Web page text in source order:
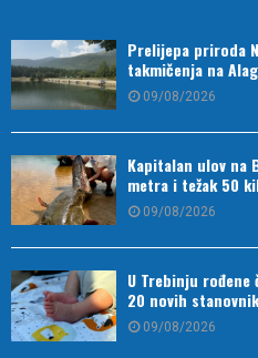
Prelijepa priroda
takmičenja na
09/08/2026
Kapitalan ulov na
metra i težak 50
09/08/2026
U Trebinju
20 novih
09/08/2026